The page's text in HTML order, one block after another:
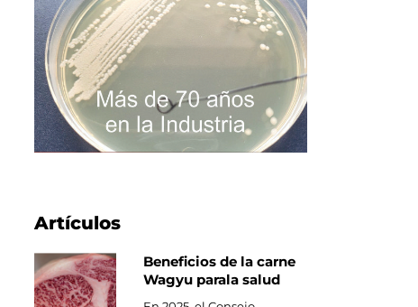
Artículos
Beneficios de la carne
Wagyu parala salud